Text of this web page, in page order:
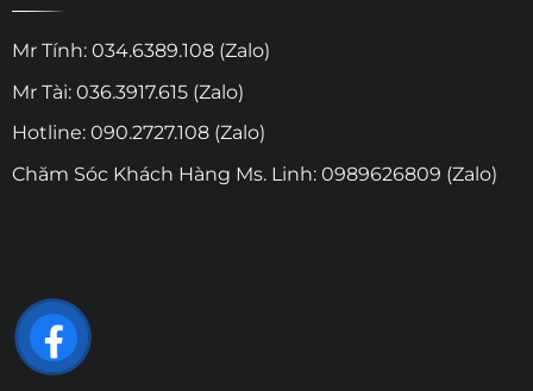
Mr Tính: 034.6389.108 (Zalo)
Mr Tài: 036.3917.615 (Zalo)
Hotline: 090.2727.108 (Zalo)
Chăm Sóc Khách Hàng Ms. Linh: 0989626809 (Zalo)